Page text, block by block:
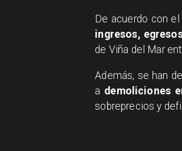
De acuerdo con
ingresos,
de Viña del Mar
Además, se han
a demoliciones
sobreprecios y